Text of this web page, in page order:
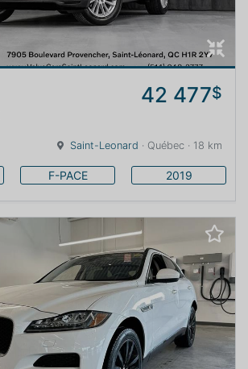
42 477$
Saint-Leonard · Québec · 18 km
F-PACE 2019